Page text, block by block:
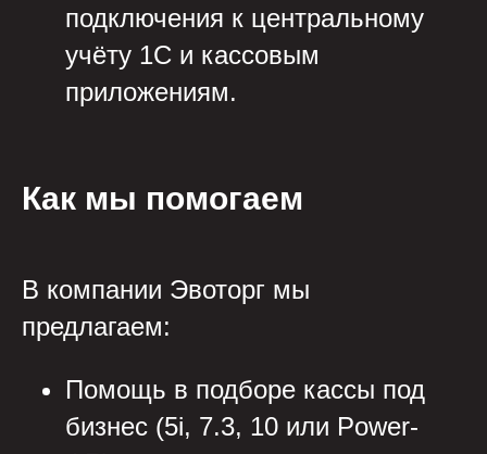
подключения к центральному
учёту 1С и кассовым
приложениям.
Как мы помогаем
В компании Эвоторг мы
предлагаем:
Помощь в подборе кассы под
бизнес (5i, 7.3, 10 или Power-